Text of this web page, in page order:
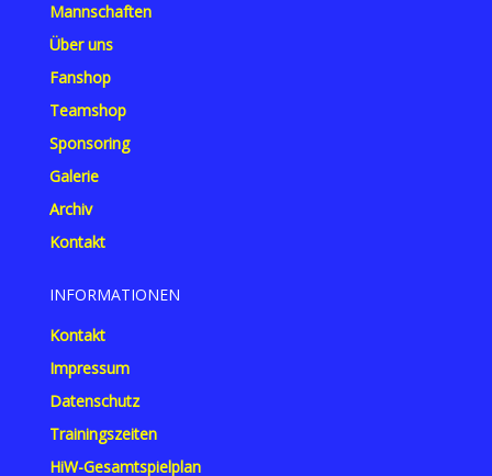
Mannschaften
Über uns
Fanshop
Teamshop
Sponsoring
Galerie
Archiv
Kontakt
INFORMATIONEN
Kontakt
Impressum
Datenschutz
Trainingszeiten
HiW-Gesamtspielplan